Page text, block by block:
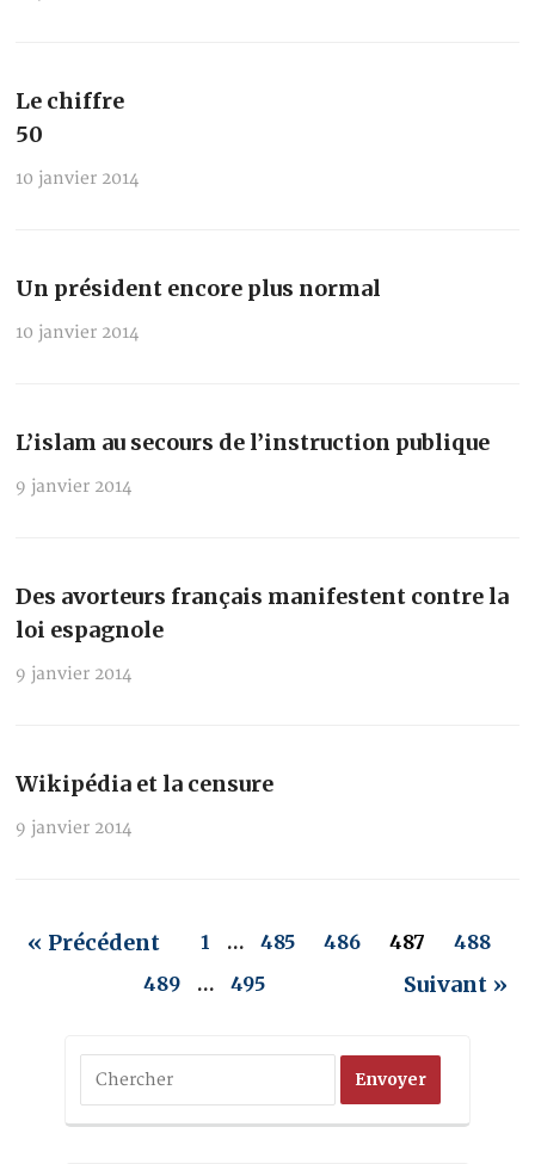
Le chiffre
50
10 janvier 2014
Un président encore plus normal
10 janvier 2014
L’islam au secours de l’instruction publique
9 janvier 2014
Des avorteurs français manifestent contre la
loi espagnole
9 janvier 2014
Wikipédia et la censure
9 janvier 2014
« Précédent 1 … 485 486 487
488
489
… 495 Suivant »